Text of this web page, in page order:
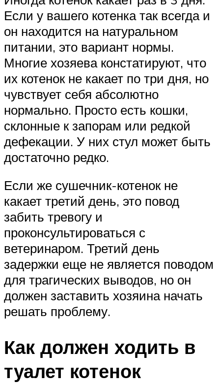
Если у вашего котенка так всегда и
он находится на натуральном
питании, это вариант нормы.
Многие хозяева констатируют, что
их котенок не какает по три дня, но
чувствует себя абсолютно
нормально. Просто есть кошки,
склонные к запорам или редкой
дефекации. У них стул может быть
достаточно редко.
Если же сушечник-котенок не
какает третий день, это повод
забить тревогу и
проконсультироваться с
ветеринаром. Третий день
задержки еще не является поводом
для трагических выводов, но он
должен заставить хозяина начать
решать проблему.
Как должен ходить в
туалет котенок